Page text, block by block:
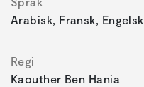
Arabisk, Fransk, Engelsk
Regi
Kaouther Ben Hania